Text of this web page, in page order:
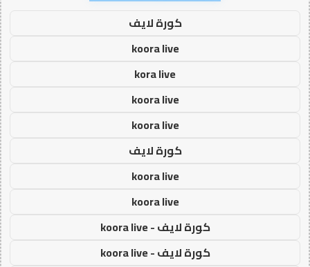
كورة لايف
koora live
kora live
koora live
koora live
كورة لايف
koora live
koora live
كورة لايف - koora live
كورة لايف - koora live